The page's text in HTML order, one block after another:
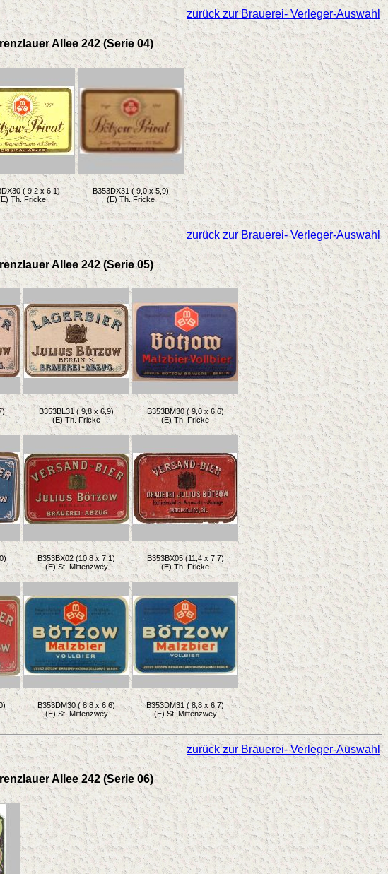
zurück zur Brauerei- Verleger-Auswahl
Allee 242 (Serie 04)
( 9,2 x 6,1)
Th. Fricke
B353DX31 ( 9,0 x 5,9)
(E) Th. Fricke
zurück zur Brauerei- Verleger-Auswahl
Allee 242 (Serie 05)
B353BL31 ( 9,8 x 6,9)
(E) Th. Fricke
B353BM30 ( 9,0 x 6,6)
(E) Th. Fricke
B353BX02 (10,8 x 7,1)
(E) St. Mittenzwey
B353BX05 (11,4 x 7,7)
(E) Th. Fricke
B353DM30 ( 8,8 x 6,6)
(E) St. Mittenzwey
B353DM31 ( 8,8 x 6,7)
(E) St. Mittenzwey
zurück zur Brauerei- Verleger-Auswahl
Allee 242 (Serie 06)